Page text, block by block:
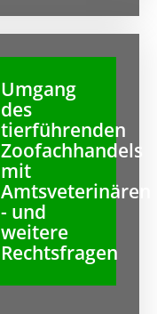
Umgang
des
tierführenden
Zoofachhandels
mit
Amtsveterinären
- und
weitere
Rechtsfragen